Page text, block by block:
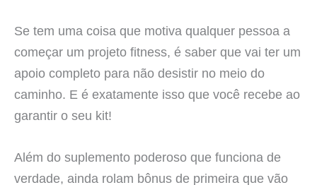
Se tem uma coisa que motiva qualquer pessoa a
começar um projeto fitness, é saber que vai ter um
apoio completo para não desistir no meio do
caminho. E é exatamente isso que você recebe ao
garantir o seu kit!
Além do suplemento poderoso que funciona de
verdade, ainda rolam bônus de primeira que vão